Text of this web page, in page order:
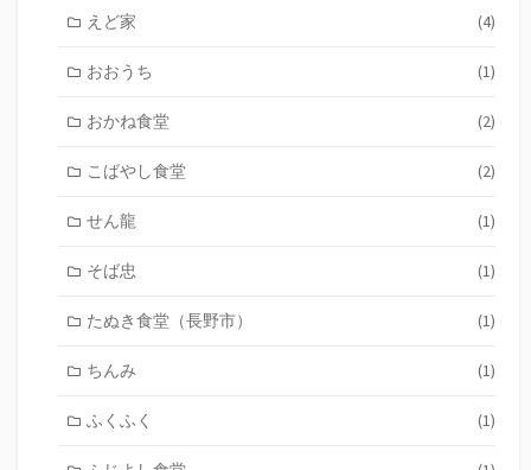
えど家 (4)
おおうち (1)
おかね食堂 (2)
こばやし食堂 (2)
せん龍 (1)
そば忠 (1)
たぬき食堂（長野市） (1)
ちんみ (1)
ふくふく (1)